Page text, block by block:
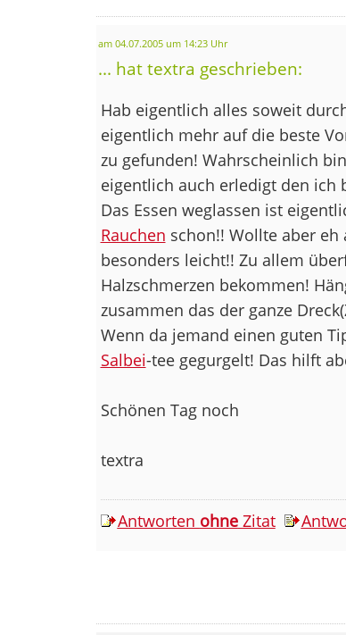
am 04.07.2005 um 14:23 Uhr
... hat textra geschrieben:
Hab eigentlich alles soweit
eigentlich mehr auf die beste
zu gefunden! Wahrscheinlich
eigentlich auch erledigt den ich
Das Essen weglassen ist
Rauchen schon!! Wollte aber
besonders leicht!! Zu allem
Halzschmerzen bekommen!
zusammen das der ganze
Wenn da jemand einen guten
Salbei-tee gegurgelt! Das hilft
Schönen Tag noch
textra
Antworten ohneZitat